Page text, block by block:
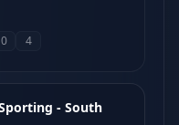
4
- South